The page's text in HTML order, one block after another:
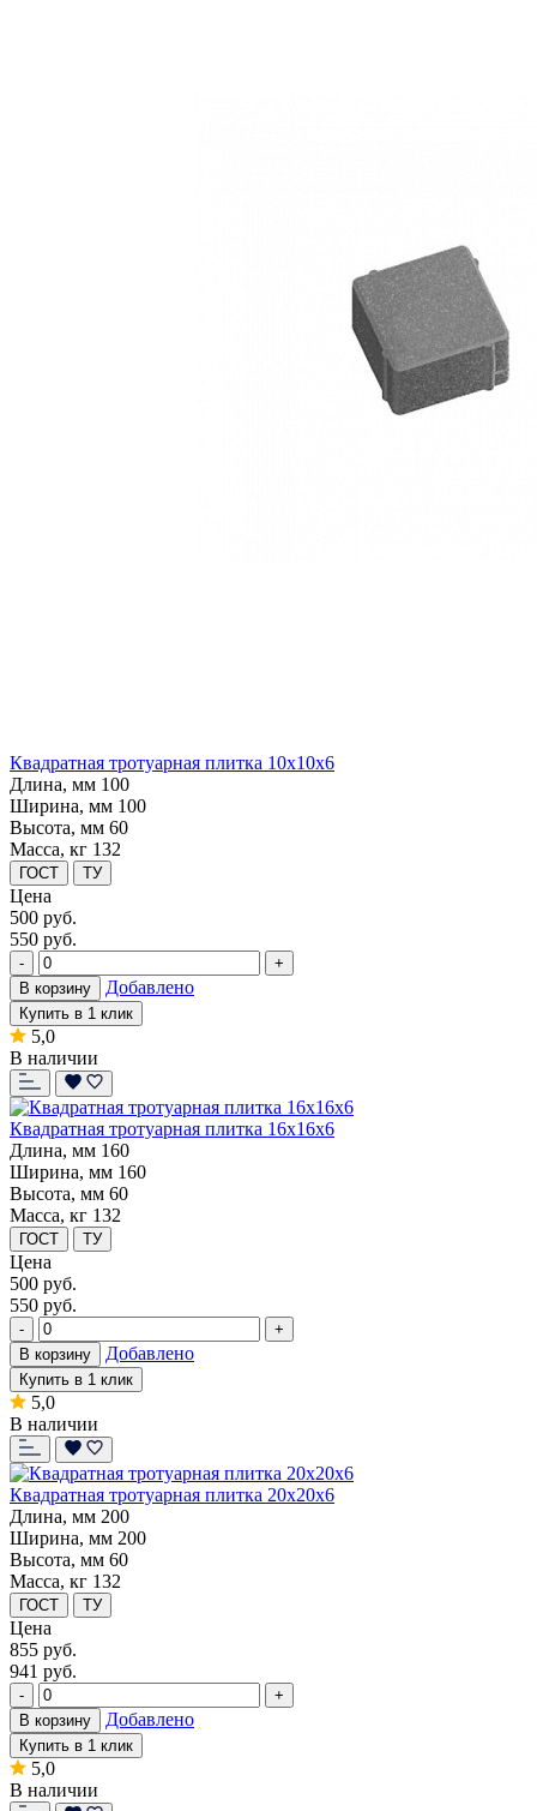
Квадратная тротуарная плитка 10x10x6
Длина, мм 100
Ширина, мм 100
Высота, мм 60
Масса, кг 132
ГОСТ ТУ
Цена
500 руб.
550 руб.
-
+
В корзину
Добавлено
Купить в 1 клик
5,0
В наличии
Квадратная тротуарная плитка 16x16x6
Длина, мм 160
Ширина, мм 160
Высота, мм 60
Масса, кг 132
ГОСТ ТУ
Цена
500 руб.
550 руб.
-
+
В корзину
Добавлено
Купить в 1 клик
5,0
В наличии
Квадратная тротуарная плитка 20x20x6
Длина, мм 200
Ширина, мм 200
Высота, мм 60
Масса, кг 132
ГОСТ ТУ
Цена
855 руб.
941 руб.
-
+
В корзину
Добавлено
Купить в 1 клик
5,0
В наличии